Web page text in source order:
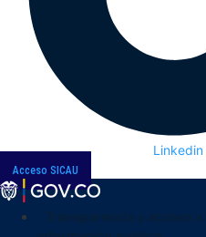
Linkedin
Acceso SICAU